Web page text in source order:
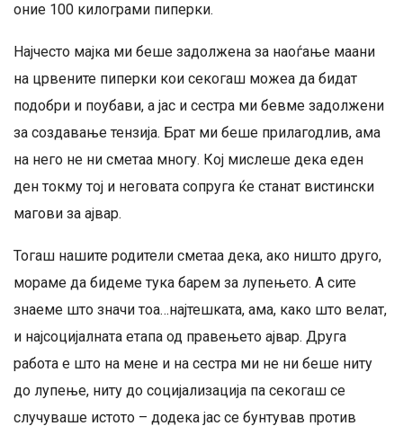
оние 100 килограми пиперки.
Најчесто мајка ми беше задолжена за наоѓање маани
на црвените пиперки кои секогаш можеа да бидат
подобри и поубави, а јас и сестра ми бевме задолжени
за создавање тензија. Брат ми беше прилагодлив, ама
на него не ни сметаа многу. Кој мислеше дека еден
ден токму тој и неговата сопруга ќе станат вистински
магови за ајвар.
Тогаш нашите родители сметаа дека, ако ништо друго,
мораме да бидеме тука барем за лупењето. А сите
знаеме што значи тоа…најтешката, ама, како што велат,
и најсоцијалната етапа од правењето ајвар. Друга
работа е што на мене и на сестра ми не ни беше ниту
до лупење, ниту до социјализација па секогаш се
случуваше истото – додека јас се бунтував против